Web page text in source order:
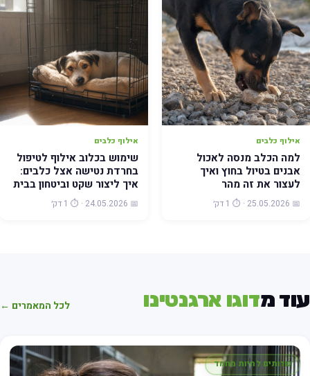
אילוף כלבים
למה הכלב מנסה לאכול
אבנים בטיול בחוץ ואיך
לעצור את זה מהר
📅 25.05.2026 · ⏱️ 1 דק׳
אילוף כלבים
שימוש בכלוב אילוף לטיפול
בחרדת נטישה אצל כלבים:
איך ליצור שקט וביטחון בבית
📅 24.05.2026 · ⏱️ 1 דק׳
מדוגו ארגנטינו לכל המאמרים ←
שרותים לחיות מחמד